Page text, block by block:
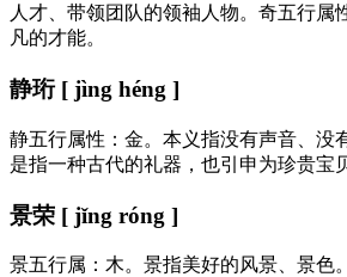
人才、带领团队的领袖人物。奇五行
凡的才能。
静珩 [ jìng héng ]
静五行属性：金。本义指没有声音、没
是指一种古代的礼器，也引申为珍贵宝
景荣 [ jǐng róng ]
景五行属：木。景指美好的风景、景色